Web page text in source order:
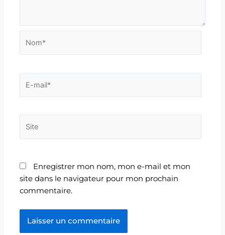
mail*
Enregistrer mon nom, mon e-mail et mon
site dans le navigateur pour mon prochain
commentaire.